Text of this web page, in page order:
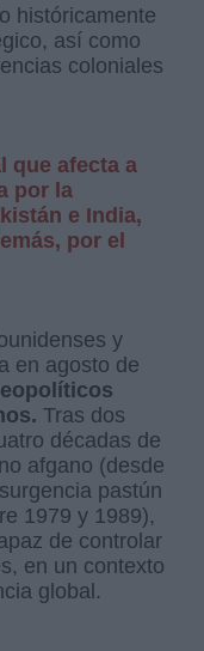
históricamente
así como
coloniales
que afecta a
por la
e India,
por el
y
en agosto de
Tras dos
décadas de
afgano (desde
pastún
1979 y 1989),
de controlar
en un contexto
global.